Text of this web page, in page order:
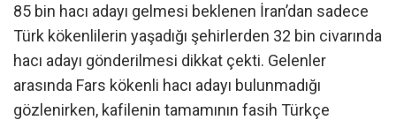
85 bin hacı adayı gelmesi beklenen İran’dan sadece
Türk kökenlilerin yaşadığı şehirlerden 32 bin civarında
hacı adayı gönderilmesi dikkat çekti. Gelenler
arasında Fars kökenli hacı adayı bulunmadığı
gözlenirken, kafilenin tamamının fasih Türkçe